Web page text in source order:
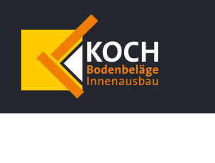
springen